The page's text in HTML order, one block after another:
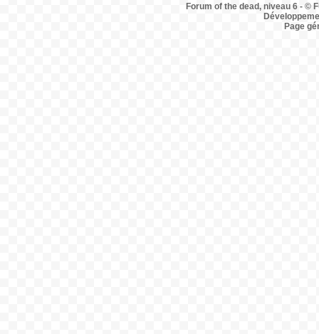
Forum of the dead, niveau 6 - ©
Page